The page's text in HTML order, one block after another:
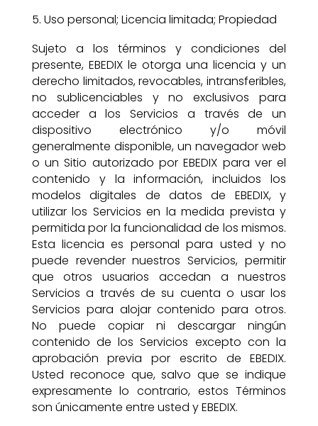
Uso personal; Licencia limitada; Propiedad
Sujeto a los términos y condiciones del
presente, EBEDIX le otorga una licencia y un
derecho limitados, revocables, intransferibles,
no sublicenciables y no exclusivos para
acceder a los Servicios a través de un
dispositivo electrónico y/o móvil
generalmente disponible, un navegador web
o un Sitio autorizado por EBEDIX para ver el
contenido y la información, incluidos los
modelos digitales de datos de EBEDIX, y
utilizar los Servicios en la medida prevista y
permitida por la funcionalidad de los mismos.
Esta licencia es personal para usted y no
puede revender nuestros Servicios, permitir
que otros usuarios accedan a nuestros
Servicios a través de su cuenta o usar los
Servicios para alojar contenido para otros.
No puede copiar ni descargar ningún
contenido de los Servicios excepto con la
aprobación previa por escrito de EBEDIX.
Usted reconoce que, salvo que se indique
expresamente lo contrario, estos Términos
son únicamente entre usted y EBEDIX.